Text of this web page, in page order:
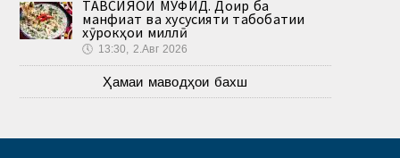
ТАВСИЯҲОИ МУФИД. Доир ба
манфиат ва хусусияти табобатии
хӯрокҳои миллӣ
🕔 13:30, 2.Авг 2026
Ҳамаи маводҳои бахш